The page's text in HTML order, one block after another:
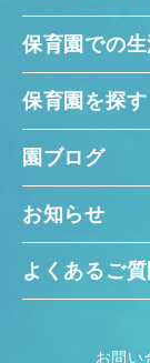
保育園での
保育園を探す
園ブログ
お知らせ
よくあるご質
お問い